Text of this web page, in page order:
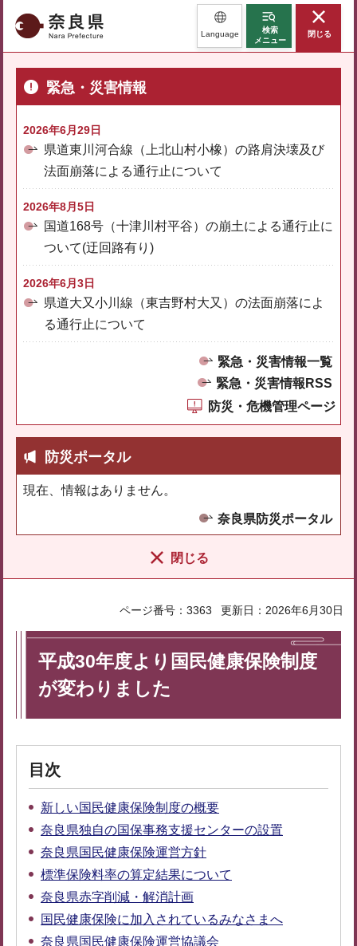
奈良県 Language
検索
メニュー
閉じる
緊急・災害情報
2026年6月29日
県道東川河合線（上北山村小橡）の路肩決壊及び
法面崩落による通行止について
2026年8月5日
国道168号（十津川村平谷）の崩土による通行止に
ついて(迂回路有り)
2026年6月3日
県道大又小川線（東吉野村大又）の法面崩落によ
る通行止について
緊急・災害情報一覧
緊急・災害情報RSS
防災・危機管理ページ
防災ポータル
現在、情報はありません。
奈良県防災ポータル
閉じる
ページ番号：3363 更新日：2026年6月30日
平成30年度より国民健康保険制度
が変わりました
目次
新しい国民健康保険制度の概要
奈良県独自の国保事務支援センターの設置
奈良県国民健康保険運営方針
標準保険料率の算定結果について
奈良県赤字削減・解消計画
国民健康保険に加入されているみなさまへ
奈良県国民健康保険運営協議会